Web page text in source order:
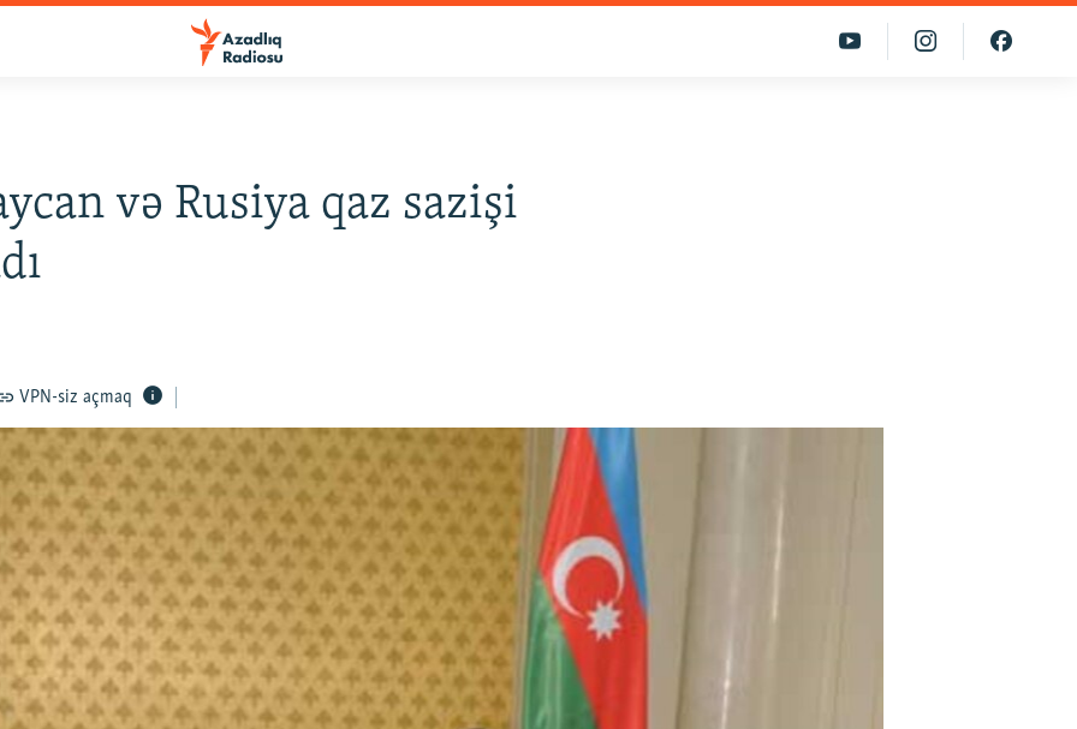
və Rusiya qaz sazişi
VPN-siz açmaq